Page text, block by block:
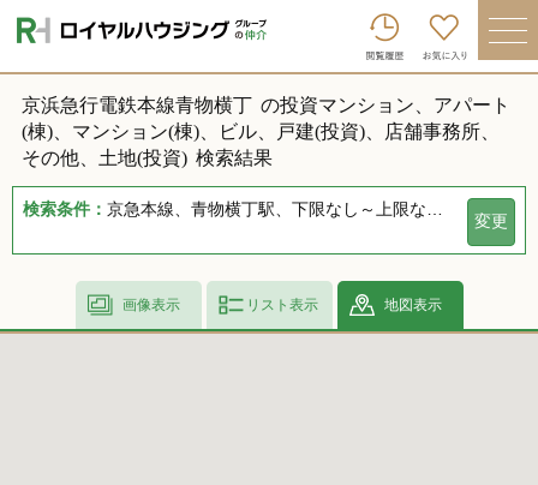
京浜急行電鉄本線青物横丁 の投資マンション、アパート
(棟)、マンション(棟)、ビル、戸建(投資)、店舗事務所、
その他、土地(投資) 検索結果
検索条件： 京急本線、青物横丁駅、下限なし～上限なし、指定しない、指定なし、指定しない、下限なし～上限なし、指定なし
変更
画像表示 リスト表示 地図表示
ロイヤルハウジンググループトップへ
売りたい